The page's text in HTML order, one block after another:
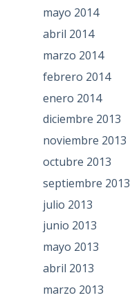
mayo 2014
abril 2014
marzo 2014
febrero 2014
enero 2014
diciembre 2013
noviembre 2013
octubre 2013
septiembre 2013
julio 2013
junio 2013
mayo 2013
abril 2013
marzo 2013